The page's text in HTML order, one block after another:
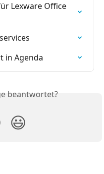
Lexware Office
in Agenda
beantwortet?
😃